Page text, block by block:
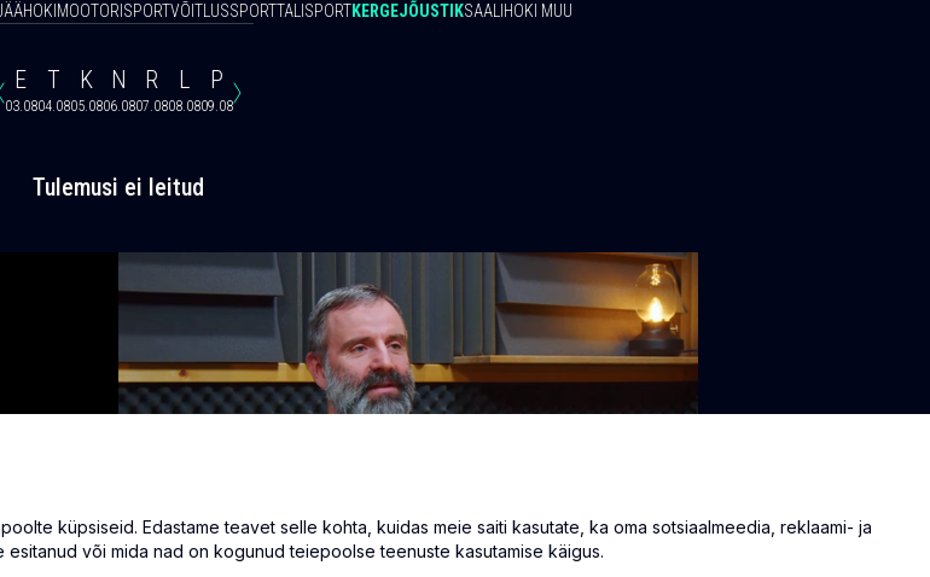
MOOTORISPORTVÕITLUSSPORTTALISPORTKERGEJÕUSTIKSAALIHOKI MUU
E
03.08
T
04.08
K
05.08
N
06.08
R
07.08
L
08.08
P
09.08
Tulemusi ei leitud
küpsiseid. Edastame teavet selle kohta, kuidas meie saiti kasutate, ka oma sotsiaalmeedia, reklaami- ja
või mida nad on kogunud teiepoolse teenuste kasutamise käigus.